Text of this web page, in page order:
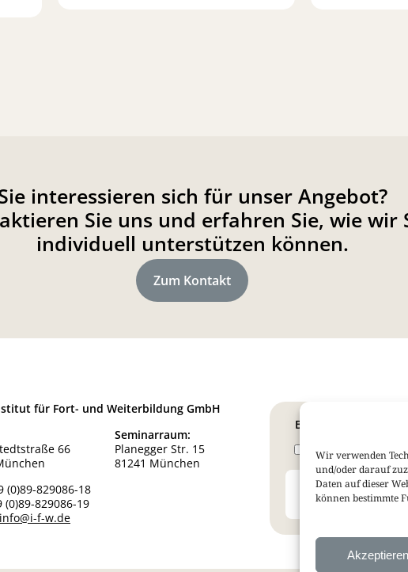
Wir verwenden
und/oder darauf
Daten auf dieser
können bestimmte
Akzeptieren
interessieren sich für unser Angebot?
Sie uns und erfahren Sie, wie wir
individuell unterstützen können.
Zum Kontakt
für Fort- und Weiterbildung GmbH
66
(0)89-829086-18
(0)89-829086-19
info@i-f-w.de
Seminarraum:
Planegger Str. 15
81241 München
Bleiben Sie
Therapie